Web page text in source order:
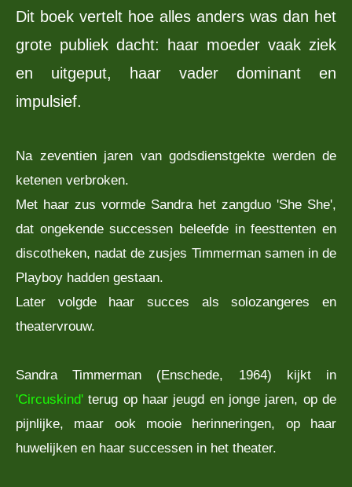
Dit boek vertelt hoe alles anders was dan het
grote publiek dacht: haar moeder vaak ziek
en uitgeput, haar vader dominant en
impulsief.
Na zeventien jaren van godsdienstgekte werden de
ketenen verbroken.
Met haar zus vormde Sandra het zangduo 'She She',
dat ongekende successen beleefde in feesttenten en
discotheken, nadat de zusjes Timmerman samen in de
Playboy hadden gestaan.
Later volgde haar succes als solozangeres en
theatervrouw.
Sandra Timmerman (Enschede, 1964) kijkt in
'Circuskind' terug op haar jeugd en jonge jaren, op de
pijnlijke, maar ook mooie herinneringen, op haar
huwelijken en haar successen in het theater.